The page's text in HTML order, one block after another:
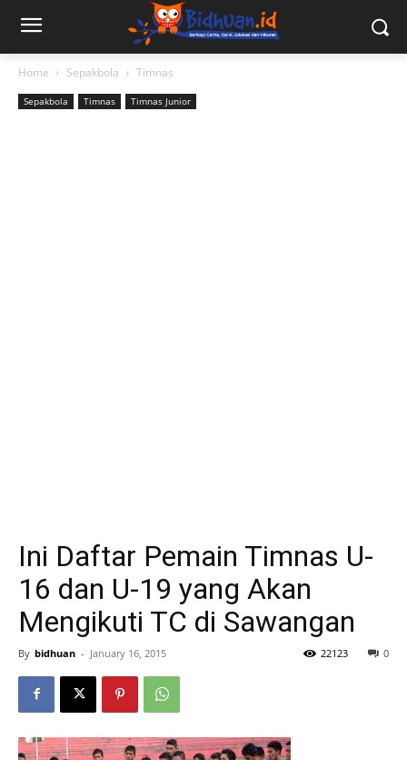
Home Sepakbola Timnas
Sepakbola Timnas Timnas Junior
Ini Daftar Pemain Timnas U-
16 dan U-19 yang Akan
Mengikuti TC di Sawangan
By bidhuan - January 16, 2015 0
22123